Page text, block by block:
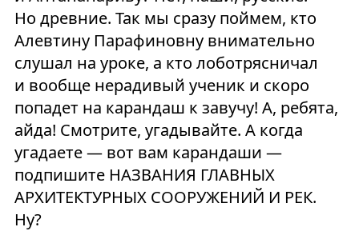
Но древние. Так мы сразу поймем, кто
Алевтину Парафиновну внимательно
слушал на уроке, а кто лоботрясничал
и вообще нерадивый ученик и скоро
попадет на карандаш к завучу! А, ребята,
айда! Смотрите, угадывайте. А когда
угадаете — вот вам карандаши —
подпишите НАЗВАНИЯ ГЛАВНЫХ
АРХИТЕКТУРНЫХ СООРУЖЕНИЙ И РЕК.
Ну?